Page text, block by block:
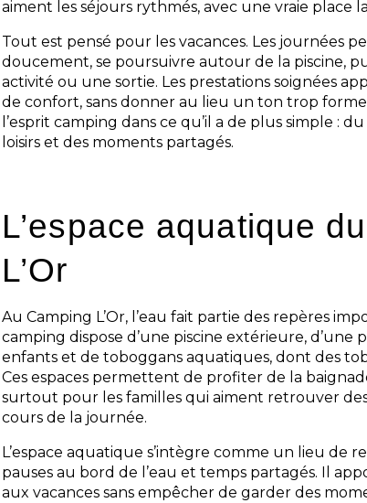
aiment les séjours rythmés, avec une vraie place
Tout est pensé pour les vacances. Les journées
doucement, se poursuivre autour de la piscine,
activité ou une sortie. Les prestations soignées
de confort, sans donner au lieu un ton trop
l’esprit camping dans ce qu’il a de plus simple :
loisirs et des moments partagés.
L’espace aquatique
L’Or
Au Camping L’Or, l’eau fait partie des repères
camping dispose d’une piscine extérieure, d’une
enfants et de toboggans aquatiques, dont des
Ces espaces permettent de profiter de la
surtout pour les familles qui aiment retrouver
cours de la journée.
L’espace aquatique s’intègre comme un lieu de
pauses au bord de l’eau et temps partagés. Il
aux vacances sans empêcher de garder des